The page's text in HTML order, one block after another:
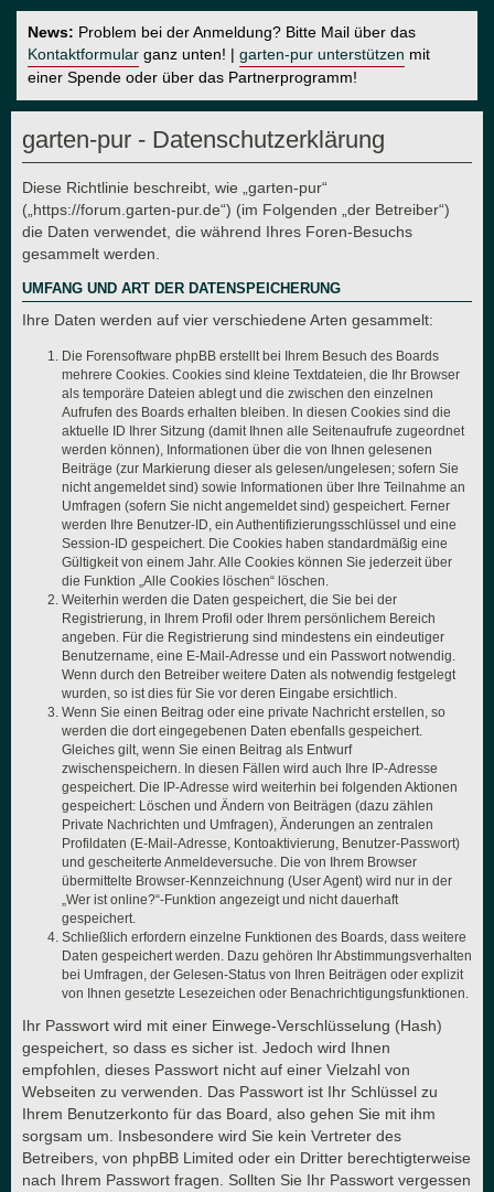
News: Problem bei der Anmeldung? Bitte Mail über das
Kontaktformular ganz unten! | garten-pur unterstützen mit
einer Spende oder über das Partnerprogramm!
garten-pur - Datenschutzerklärung
Diese Richtlinie beschreibt, wie „garten-pur“
(„https://forum.garten-pur.de“) (im Folgenden „der Betreiber“)
die Daten verwendet, die während Ihres Foren-Besuchs
gesammelt werden.
UMFANG UND ART DER DATENSPEICHERUNG
Ihre Daten werden auf vier verschiedene Arten gesammelt:
Die Forensoftware phpBB erstellt bei Ihrem Besuch des Boards
mehrere Cookies. Cookies sind kleine Textdateien, die Ihr Browser
als temporäre Dateien ablegt und die zwischen den einzelnen
Aufrufen des Boards erhalten bleiben. In diesen Cookies sind die
aktuelle ID Ihrer Sitzung (damit Ihnen alle Seitenaufrufe zugeordnet
werden können), Informationen über die von Ihnen gelesenen
Beiträge (zur Markierung dieser als gelesen/ungelesen; sofern Sie
nicht angemeldet sind) sowie Informationen über Ihre Teilnahme an
Umfragen (sofern Sie nicht angemeldet sind) gespeichert. Ferner
werden Ihre Benutzer-ID, ein Authentifizierungsschlüssel und eine
Session-ID gespeichert. Die Cookies haben standardmäßig eine
Gültigkeit von einem Jahr. Alle Cookies können Sie jederzeit über
die Funktion „Alle Cookies löschen“ löschen.
Weiterhin werden die Daten gespeichert, die Sie bei der
Registrierung, in Ihrem Profil oder Ihrem persönlichem Bereich
angeben. Für die Registrierung sind mindestens ein eindeutiger
Benutzername, eine E-Mail-Adresse und ein Passwort notwendig.
Wenn durch den Betreiber weitere Daten als notwendig festgelegt
wurden, so ist dies für Sie vor deren Eingabe ersichtlich.
Wenn Sie einen Beitrag oder eine private Nachricht erstellen, so
werden die dort eingegebenen Daten ebenfalls gespeichert.
Gleiches gilt, wenn Sie einen Beitrag als Entwurf
zwischenspeichern. In diesen Fällen wird auch Ihre IP-Adresse
gespeichert. Die IP-Adresse wird weiterhin bei folgenden Aktionen
gespeichert: Löschen und Ändern von Beiträgen (dazu zählen
Private Nachrichten und Umfragen), Änderungen an zentralen
Profildaten (E-Mail-Adresse, Kontoaktivierung, Benutzer-Passwort)
und gescheiterte Anmeldeversuche. Die von Ihrem Browser
übermittelte Browser-Kennzeichnung (User Agent) wird nur in der
„Wer ist online?“-Funktion angezeigt und nicht dauerhaft
gespeichert.
Schließlich erfordern einzelne Funktionen des Boards, dass weitere
Daten gespeichert werden. Dazu gehören Ihr Abstimmungsverhalten
bei Umfragen, der Gelesen-Status von Ihren Beiträgen oder explizit
von Ihnen gesetzte Lesezeichen oder Benachrichtigungsfunktionen.
Ihr Passwort wird mit einer Einwege-Verschlüsselung (Hash)
gespeichert, so dass es sicher ist. Jedoch wird Ihnen
empfohlen, dieses Passwort nicht auf einer Vielzahl von
Webseiten zu verwenden. Das Passwort ist Ihr Schlüssel zu
Ihrem Benutzerkonto für das Board, also gehen Sie mit ihm
sorgsam um. Insbesondere wird Sie kein Vertreter des
Betreibers, von phpBB Limited oder ein Dritter berechtigterweise
nach Ihrem Passwort fragen. Sollten Sie Ihr Passwort vergessen